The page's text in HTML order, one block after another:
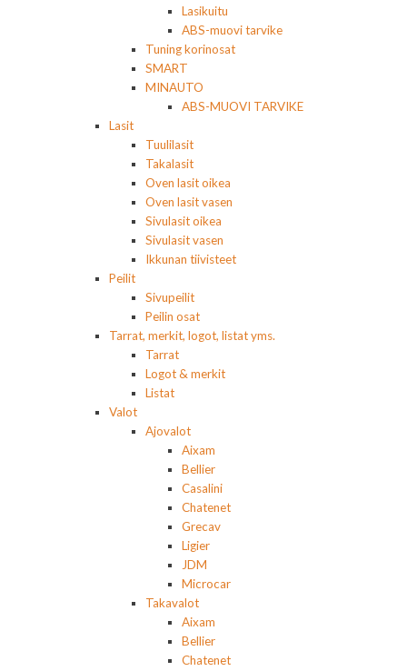
Lasikuitu
ABS-muovi tarvike
Tuning korinosat
SMART
MINAUTO
ABS-MUOVI TARVIKE
Lasit
Tuulilasit
Takalasit
Oven lasit oikea
Oven lasit vasen
Sivulasit oikea
Sivulasit vasen
Ikkunan tiivisteet
Peilit
Sivupeilit
Peilin osat
Tarrat, merkit, logot, listat yms.
Tarrat
Logot & merkit
Listat
Valot
Ajovalot
Aixam
Bellier
Casalini
Chatenet
Grecav
Ligier
JDM
Microcar
Takavalot
Aixam
Bellier
Chatenet